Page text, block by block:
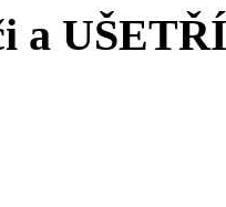
a